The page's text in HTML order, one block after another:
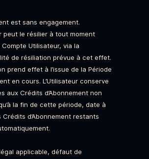
est sans engagement.
peut le résilier à tout moment
Utilisateur, via la
de résiliation prévue à cet effet.
prend effet à l’issue de la Période
en cours. L’Utilisateur conserve
aux Crédits d’Abonnement non
la fin de cette période, date à
Crédits d’Abonnement restants
applicable, défaut de